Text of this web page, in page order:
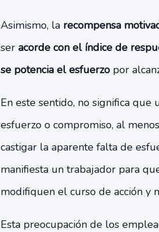
Asimismo, la recompensa
ser acorde con el índice de
se potencia el esfuerzopor
En este sentido, no significa que
esfuerzo o compromiso, al
castigar la aparente falta de
manifiesta un trabajador para
modifiquen el curso de acción y
Esta preocupación de los